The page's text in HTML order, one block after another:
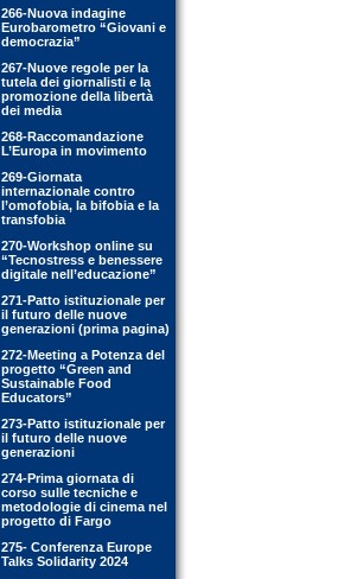
266-Nuova indagine
Eurobarometro “Giovani e
democrazia”
267-Nuove regole per la
tutela dei giornalisti e la
promozione della libertà
dei media
268-Raccomandazione
L’Europa in movimento
269-Giornata
internazionale contro
l’omofobia, la bifobia e la
transfobia
270-Workshop online su
“Tecnostress e benessere
digitale nell’educazione”
271-Patto istituzionale per
il futuro delle nuove
generazioni (prima pagina)
272-Meeting a Potenza del
progetto “Green and
Sustainable Food
Educators”
273-Patto istituzionale per
il futuro delle nuove
generazioni
274-Prima giornata di
corso sulle tecniche e
metodologie di cinema nel
progetto di Fargo
275- Conferenza Europe
Talks Solidarity 2024